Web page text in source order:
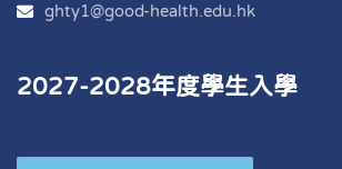
ghty1@good-health.edu.hk
2027-2028年度學生入學